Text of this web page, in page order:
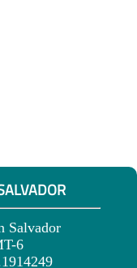
Salvador
6